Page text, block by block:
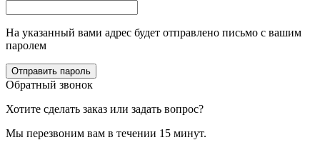
На указанный вами адрес будет отправлено письмо с вашим
паролем
Отправить пароль
Обратный звонок
Хотите сделать заказ или задать вопрос?
Мы перезвоним вам в течении 15 минут.